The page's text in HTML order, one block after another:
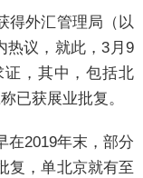
外汇管理局（以
热议，就此，3月9
证，其中，包括北
已获展业批复。
2019年末，部分
复，单北京就有至